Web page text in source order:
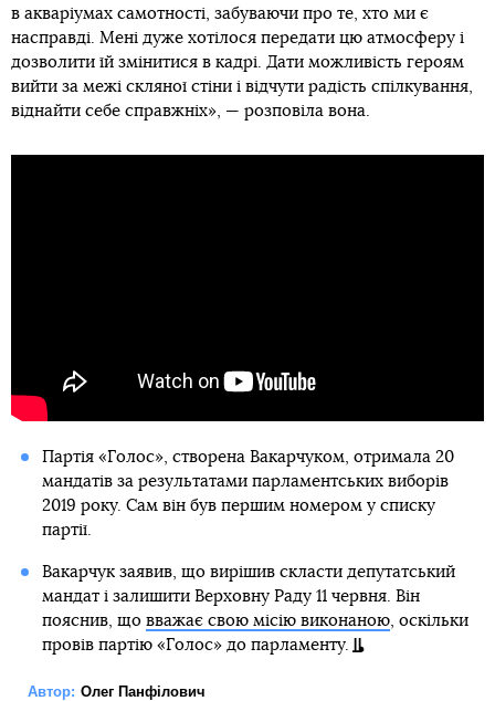
в акваріумах самотності, забуваючи про те, хто ми є
насправді. Мені дуже хотілося передати цю атмосферу і
дозволити їй змінитися в кадрі. Дати можливість героям
вийти за межі скляної стіни і відчути радість спілкування,
віднайти себе справжніх», — розповіла вона.
Партія «Голос», створена Вакарчуком, отримала 20
мандатів за результатами парламентських виборів
2019 року. Сам він був першим номером у списку
партії.
Вакарчук заявив, що вирішив скласти депутатський
мандат і залишити Верховну Раду 11 червня. Він
пояснив, що вважає свою місію виконаною, оскільки
провів партію «Голос» до парламенту.
Автор: Олег Панфілович